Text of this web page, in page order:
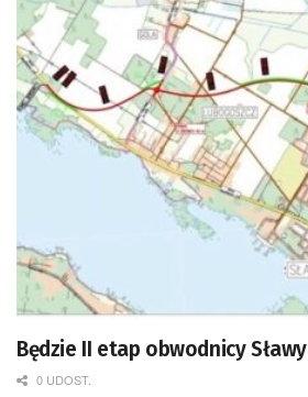
Będzie II etap obwodnicy Sławy
0 UDOST.